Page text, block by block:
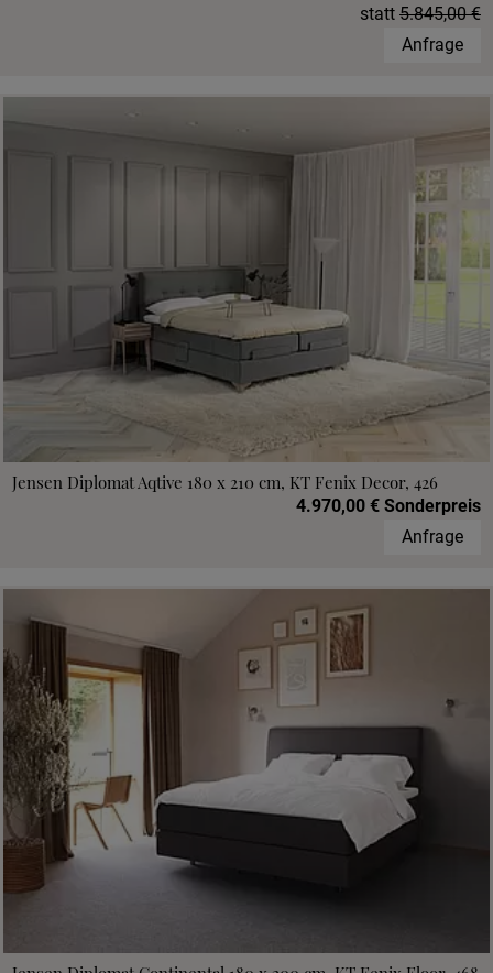
statt 5.845,00 €
Anfrage
Jensen Diplomat Aqtive 180 x 210 cm, KT Fenix Decor, 426
4.970,00 € Sonderpreis
Anfrage